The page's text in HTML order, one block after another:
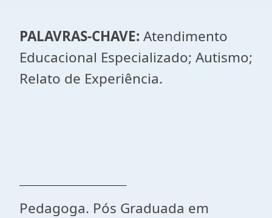
PALAVRAS-CHAVE: Atendimento
Educacional Especializado; Autismo;
Relato de Experiência.
Pedagoga. Pós Graduada em